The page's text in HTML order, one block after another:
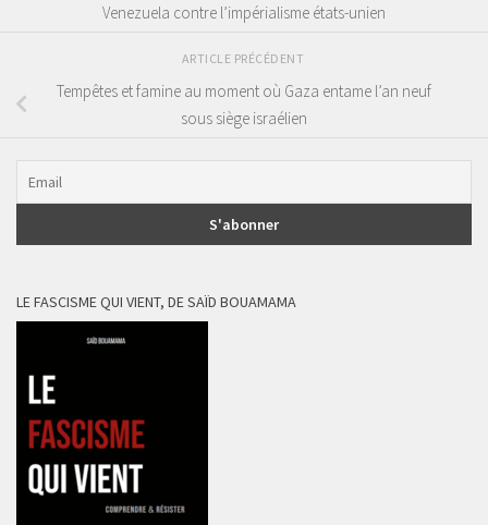
Venezuela contre l’impérialisme états-unien
ARTICLE PRÉCÉDENT
Tempêtes et famine au moment où Gaza entame l’an neuf
sous siège israélien
LE FASCISME QUI VIENT, DE SAÏD BOUAMAMA